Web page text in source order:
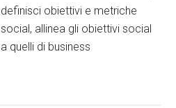
definisci obiettivi e metriche
social, allinea gli obiettivi social
a quelli di business